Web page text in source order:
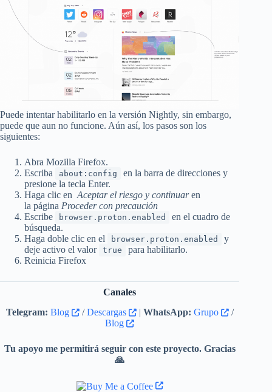
Puede intentar habilitarlo en la versión Nightly, sin embargo,
puede que aun no funcione. Aún así, los pasos son los
siguientes:
Abra Mozilla Firefox.
Escriba
about:config
en la barra de direcciones y
presione la tecla Enter.
Haga clic en Aceptar el riesgo y continuaren
la página Proceder con precaución
Escribe
browser.proton.enabled
en el cuadro de
búsqueda.
Haga doble clic en el
browser.proton.enabled
y
deje activo el valor true
para habilitarlo.
Reinicia Firefox
Canales
Telegram: Blog /Descargas | WhatsApp: Grupo
/
Blog
Tu apoyo me permitirá seguir con este proyecto. Gracias
🙏